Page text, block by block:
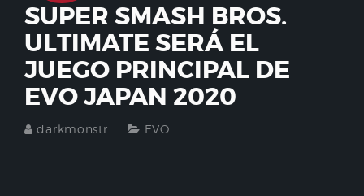
SUPER SMASH BROS.
ULTIMATE SERÁ EL
JUEGO PRINCIPAL DE
EVO JAPAN 2020
darkmonstr EVO